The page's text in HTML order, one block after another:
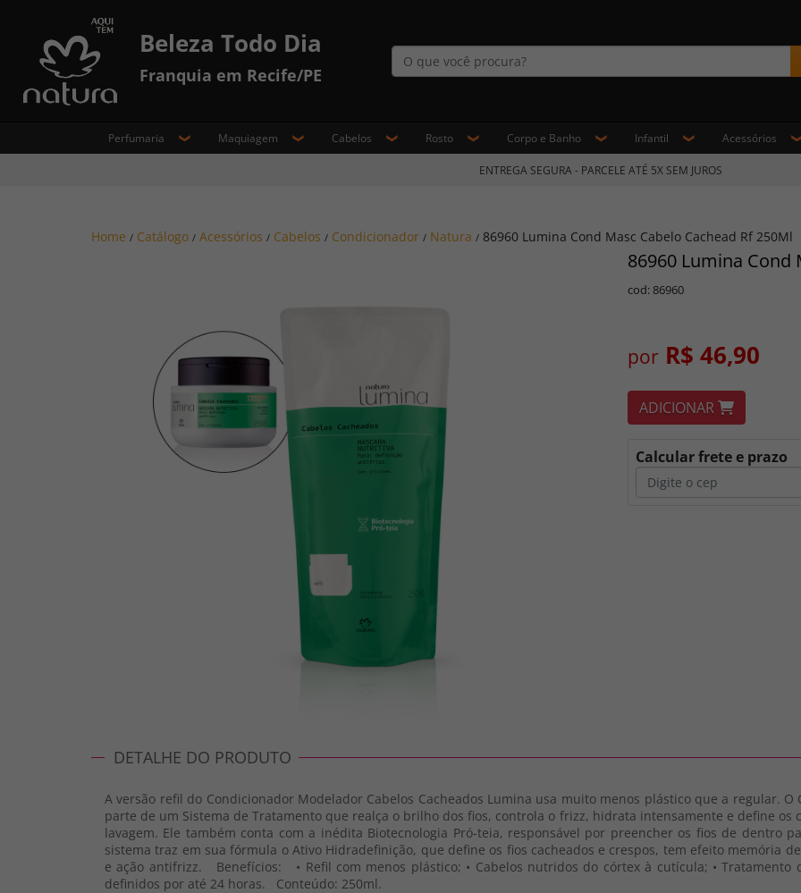
Beleza Todo Dia
Franquia em Recife/PE
Perfumaria Maquiagem Cabelos Rosto Corpo e Banho Infantil Acessórios
ENTREGA SEGURA - PARCELE ATÉ 5X SEM JUROS
Home / Catálogo / Acessórios / Cabelos / Condicionador / Natura / 86960 Lumina Cond Masc Cabelo Cachead Rf 250Ml
86960 Lumina Cond
cod: 86960
por R$ 46,90
ADICIONAR
Calcular frete e prazo
DETALHE DO PRODUTO
A versão refil do Condicionador Modelador Cabelos Cacheados Lumina usa muito menos plástico que a regular. O
parte de um Sistema de Tratamento que realça o brilho dos fios, controla o frizz, hidrata intensamente e define os
lavagem. Ele também conta com a inédita Biotecnologia Pró-teia, responsável por preencher os fios de dentro
sistema traz em sua fórmula o Ativo Hidradefinição, que define os fios cacheados e crespos, tem efeito memória
e ação antifrizz. Benefícios: • Refil com menos plástico; • Cabelos nutridos do córtex à cutícula; • Tratamento
definidos por até 24 horas. Conteúdo: 250ml.